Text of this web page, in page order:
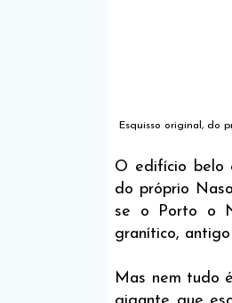
Esquisso original, do
O edifício belo
do próprio
se o Porto o
granítico,
Mas nem tudo